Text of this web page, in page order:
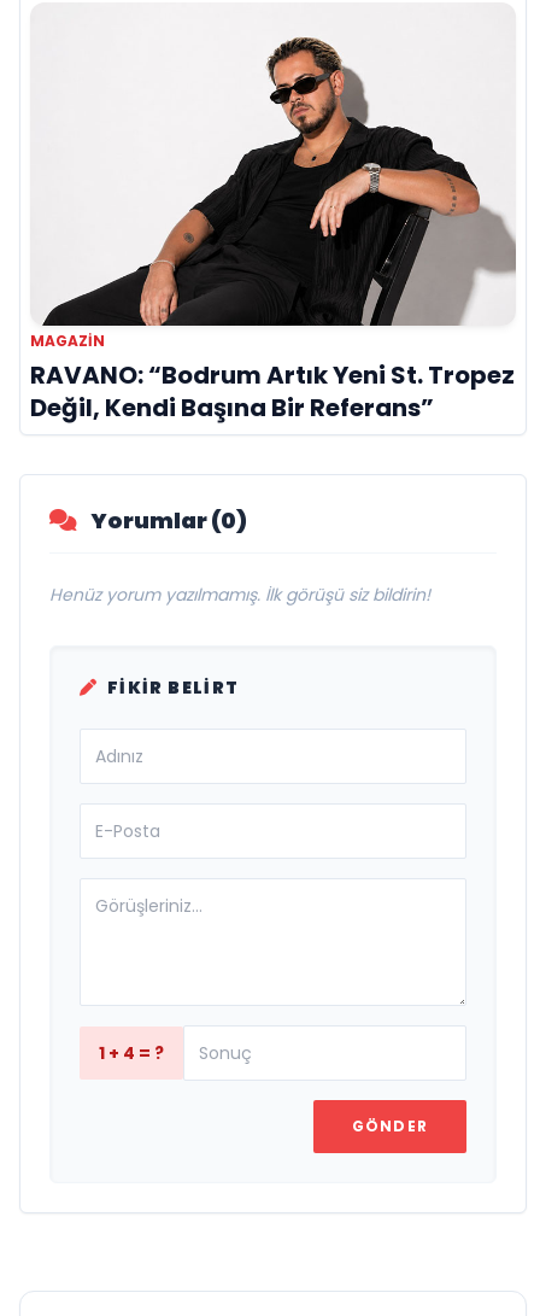
MAGAZIN
RAVANO: “Bodrum Artık Yeni St. Tropez
Değil, Kendi Başına Bir Referans”
Yorumlar (0)
Henüz yorum yazılmamış. İlk görüşü siz bildirin!
FIKIR BELIRT
1 + 4 = ?
GÖNDER